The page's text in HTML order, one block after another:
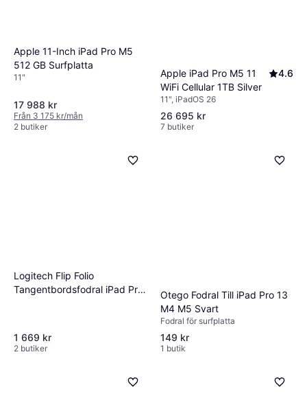
Apple 11-Inch iPad Pro M5
512 GB Surfplatta
11"
17 988 kr
Från 3 175 kr/mån
2 butiker
Apple iPad Pro M5 11
WiFi Cellular 1TB Silver
4.6
11", iPadOS 26
26 695 kr
7 butiker
Logitech Flip Folio
Tangentbordsfodral iPad Pro
1 669 kr
2 butiker
Otego Fodral Till iPad Pro 13
M4 M5 Svart
Fodral för surfplatta
149 kr
1 butik